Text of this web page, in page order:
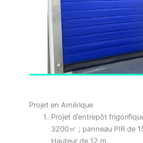
Projet en Amérique
Projet d’entrepôt
3200㎡ ; panneau PIR de